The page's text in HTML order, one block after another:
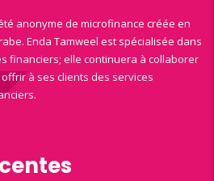
anonyme de microfinance créée en
Enda Tamweel est spécialisée dans
financiers; elle continuera à collaborer
à ses clients des services